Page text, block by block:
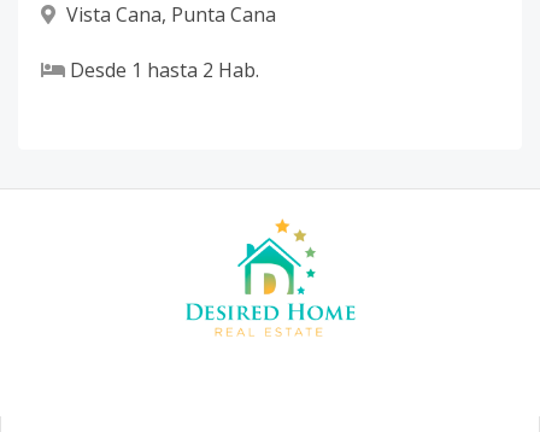
Vista Cana, Punta Cana
Desde 1 hasta 2 Hab.